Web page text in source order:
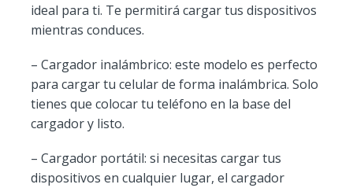
ideal para ti. Te permitirá cargar tus dispositivos
mientras conduces.
– Cargador inalámbrico: este modelo es perfecto
para cargar tu celular de forma inalámbrica. Solo
tienes que colocar tu teléfono en la base del
cargador y listo.
– Cargador portátil: si necesitas cargar tus
dispositivos en cualquier lugar, el cargador